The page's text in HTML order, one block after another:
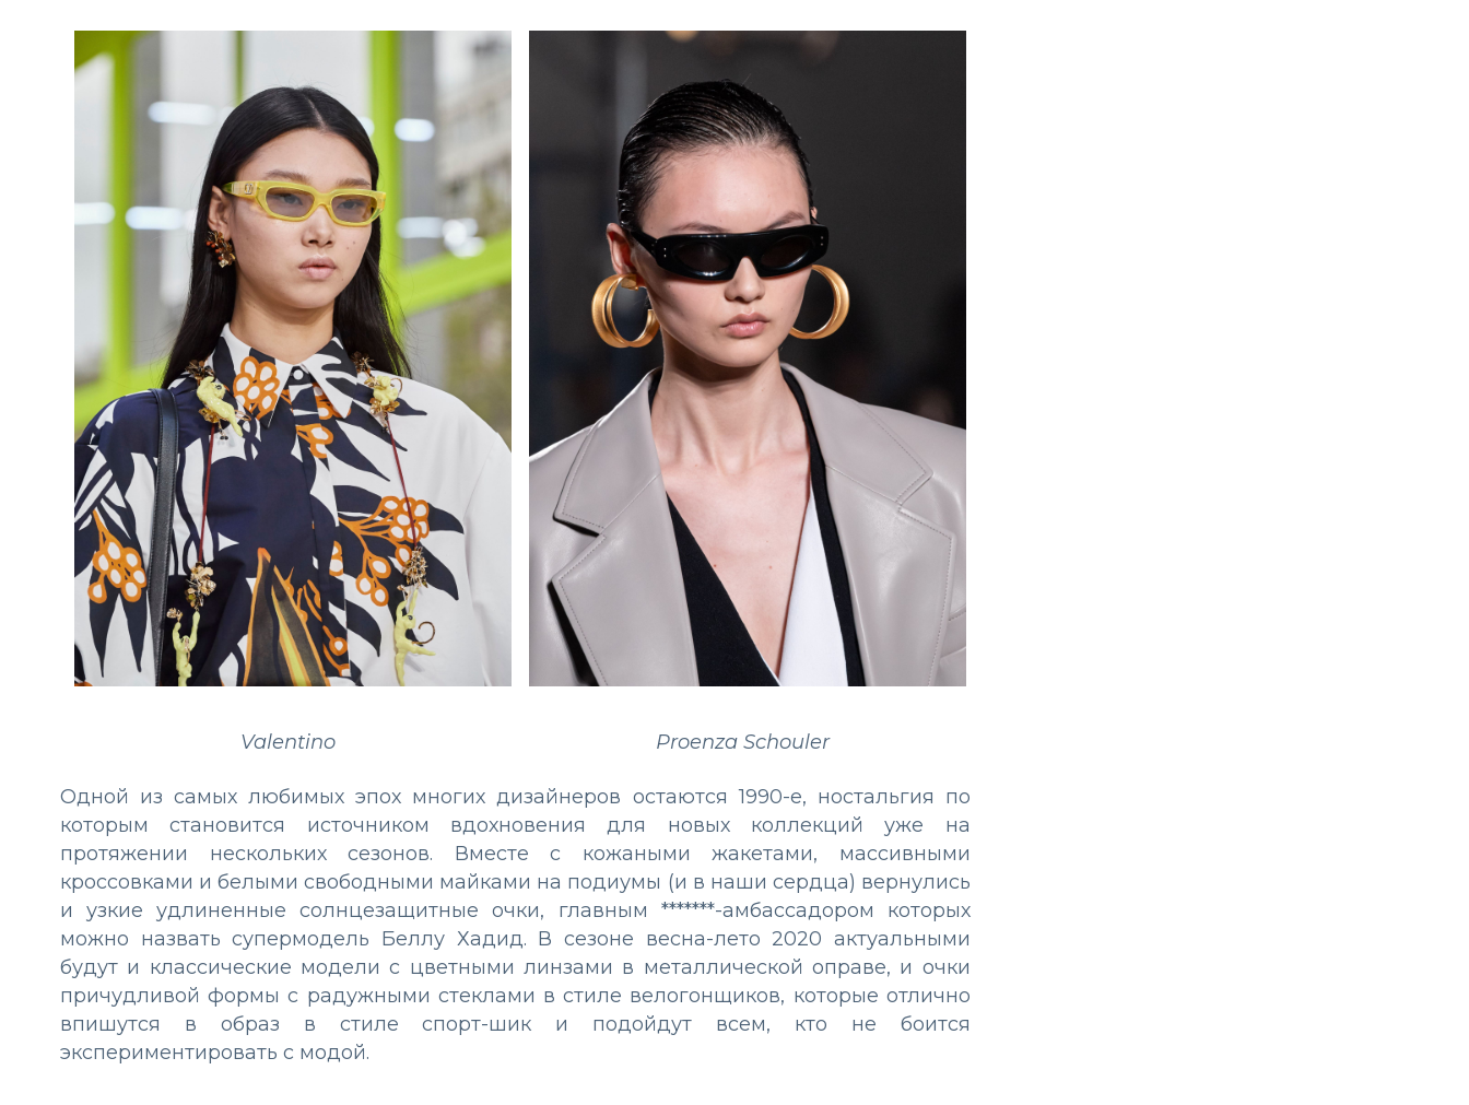
Valentino Proenza Schouler
Одной из самых любимых эпох многих дизайнеров остаются 1990-е, ностальгия по
которым становится источником вдохновения для новых коллекций уже на
протяжении нескольких сезонов. Вместе с кожаными жакетами, массивными
кроссовками и белыми свободными майками на подиумы (и в наши сердца) вернулись
и узкие удлиненные солнцезащитные очки, главным *******-амбассадором которых
можно назвать супермодель Беллу Хадид. В сезоне весна-лето 2020 актуальными
будут и классические модели с цветными линзами в металлической оправе, и очки
причудливой формы с радужными стеклами в стиле велогонщиков, которые отлично
впишутся в образ в стиле спорт-шик и подойдут всем, кто не боится
экспериментировать с модой.